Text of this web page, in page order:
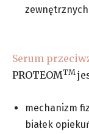
Serum
PROTEOMTM
mechanizm
białek